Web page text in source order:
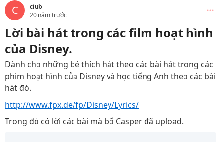
C
ciub
20 năm trước
Lời bài hát trong các film hoạt hình
của Disney.
Dành cho những bé thích hát theo các bài hát trong các
phim hoạt hình của Disney và học tiếng Anh theo các bài
hát đó.
http://www.fpx.de/fp/Disney/Lyrics/
Trong đó có lời các bài mà bố Casper đã upload.